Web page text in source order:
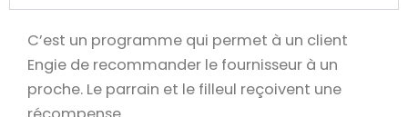
C’est un programme qui permet à un client
Engie de recommander le fournisseur à un
proche. Le parrain et le filleul reçoivent une